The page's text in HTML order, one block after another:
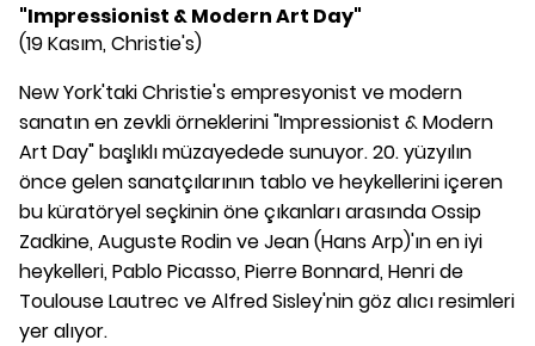
"Impressionist & Modern Art Day"
(19 Kasım, Christie's)
New York'taki Christie's empresyonist ve modern
sanatın en zevkli örneklerini "Impressionist & Modern
Art Day" başlıklı müzayedede sunuyor. 20. yüzyılın
önce gelen sanatçılarının tablo ve heykellerini içeren
bu küratöryel seçkinin öne çıkanları arasında Ossip
Zadkine, Auguste Rodin ve Jean (Hans Arp)'ın en iyi
heykelleri, Pablo Picasso, Pierre Bonnard, Henri de
Toulouse Lautrec ve Alfred Sisley'nin göz alıcı resimleri
yer alıyor.